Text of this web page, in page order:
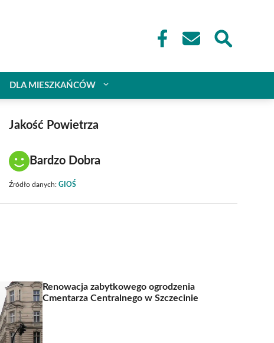
DLA MIESZKAŃCÓW
Jakość Powietrza
Bardzo Dobra
Źródło danych:GIOŚ
Renowacja zabytkowego ogrodzenia
Cmentarza Centralnego w Szczecinie